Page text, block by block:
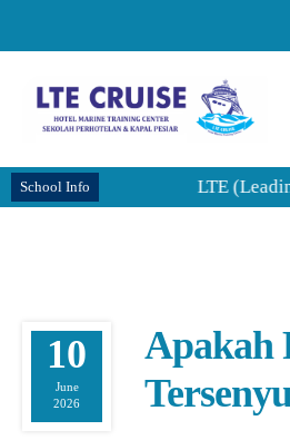
School Info LTE (Leading
10
June
2026
Apakah